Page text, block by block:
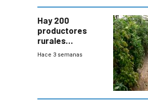
Hay 200
productores
rurales
afectados tras
Hace 3 semanas